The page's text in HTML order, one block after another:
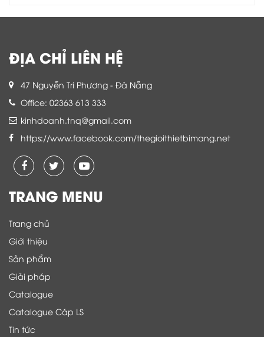
ĐỊA CHỈ LIÊN HỆ
47 Nguyễn Tri Phương - Đà Nẵng
Office: 02363 613 333
kinhdoanh.tnq@gmail.com
https://www.facebook.com/thegioithietbimang.net
TRANG MENU
Trang chủ
Giới thiệu
Sản phẩm
Giải pháp
Catalogue
Catalogue Cáp LS
Tin tức